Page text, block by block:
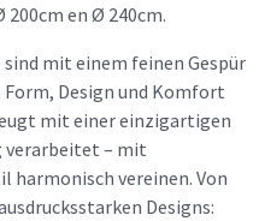
en Ø 240cm.
sind mit einem feinen Gespür
Design und Komfort
mit einer einzigartigen
verarbeitet – mit
harmonisch vereinen. Von
Designs: